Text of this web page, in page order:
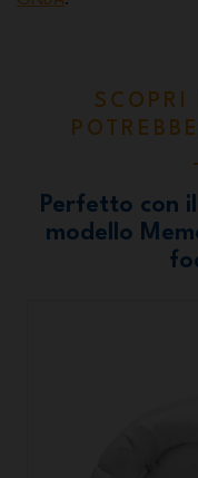
SCOPRI
Perfetto con
modello